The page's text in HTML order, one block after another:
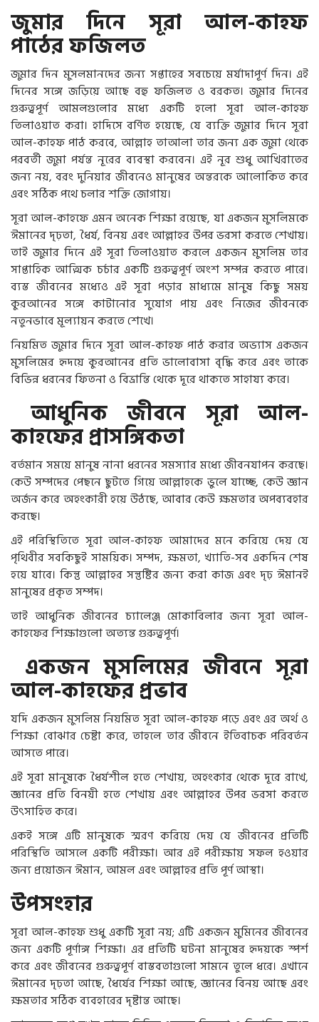
জুমার দিনে সূরা আল-কাহফ
পাঠের ফজিলত
জুমার দিন মুসলমানদের জন্য সপ্তাহের সবচেয়ে মর্যাদাপূর্ণ দিন। এই
দিনের সঙ্গে জড়িয়ে আছে বহু ফজিলত ও বরকত। জুমার দিনের
গুরুত্বপূর্ণ আমলগুলোর মধ্যে একটি হলো সূরা আল-কাহফ
তিলাওয়াত করা। হাদিসে বর্ণিত হয়েছে, যে ব্যক্তি জুমার দিনে সূরা
আল-কাহফ পাঠ করবে, আল্লাহ তাআলা তার জন্য এক জুমা থেকে
পরবর্তী জুমা পর্যন্ত নূরের ব্যবস্থা করবেন। এই নূর শুধু আখিরাতের
জন্য নয়, বরং দুনিয়ার জীবনেও মানুষের অন্তরকে আলোকিত করে
এবং সঠিক পথে চলার শক্তি জোগায়।
সূরা আল-কাহফে এমন অনেক শিক্ষা রয়েছে, যা একজন মুসলিমকে
ঈমানের দৃঢ়তা, ধৈর্য, বিনয় এবং আল্লাহর উপর ভরসা করতে শেখায়।
তাই জুমার দিনে এই সূরা তিলাওয়াত করলে একজন মুসলিম তার
সাপ্তাহিক আত্মিক চর্চার একটি গুরুত্বপূর্ণ অংশ সম্পন্ন করতে পারে।
ব্যস্ত জীবনের মধ্যেও এই সূরা পড়ার মাধ্যমে মানুষ কিছু সময়
কুরআনের সঙ্গে কাটানোর সুযোগ পায় এবং নিজের জীবনকে
নতুনভাবে মূল্যায়ন করতে শেখে।
নিয়মিত জুমার দিনে সূরা আল-কাহফ পাঠ করার অভ্যাস একজন
মুসলিমের হৃদয়ে কুরআনের প্রতি ভালোবাসা বৃদ্ধি করে এবং তাকে
বিভিন্ন ধরনের ফিতনা ও বিভ্রান্তি থেকে দূরে থাকতে সাহায্য করে।
আধুনিক জীবনে সূরা আল-
কাহফের প্রাসঙ্গিকতা
বর্তমান সময়ে মানুষ নানা ধরনের সমস্যার মধ্যে জীবনযাপন করছে।
কেউ সম্পদের পেছনে ছুটতে গিয়ে আল্লাহকে ভুলে যাচ্ছে, কেউ জ্ঞান
অর্জন করে অহংকারী হয়ে উঠছে, আবার কেউ ক্ষমতার অপব্যবহার
করছে।
এই পরিস্থিতিতে সূরা আল-কাহফ আমাদের মনে করিয়ে দেয় যে
পৃথিবীর সবকিছুই সাময়িক। সম্পদ, ক্ষমতা, খ্যাতি-সব একদিন শেষ
হয়ে যাবে। কিন্তু আল্লাহর সন্তুষ্টির জন্য করা কাজ এবং দৃঢ় ঈমানই
মানুষের প্রকৃত সম্পদ।
তাই আধুনিক জীবনের চ্যালেঞ্জ মোকাবিলার জন্য সূরা আল-
কাহফের শিক্ষাগুলো অত্যন্ত গুরুত্বপূর্ণ।
একজন মুসলিমের জীবনে সূরা
আল-কাহফের প্রভাব
যদি একজন মুসলিম নিয়মিত সূরা আল-কাহফ পড়ে এবং এর অর্থ ও
শিক্ষা বোঝার চেষ্টা করে, তাহলে তার জীবনে ইতিবাচক পরিবর্তন
আসতে পারে।
এই সূরা মানুষকে ধৈর্যশীল হতে শেখায়, অহংকার থেকে দূরে রাখে,
জ্ঞানের প্রতি বিনয়ী হতে শেখায় এবং আল্লাহর উপর ভরসা করতে
উৎসাহিত করে।
একই সঙ্গে এটি মানুষকে স্মরণ করিয়ে দেয় যে জীবনের প্রতিটি
পরিস্থিতি আসলে একটি পরীক্ষা। আর এই পরীক্ষায় সফল হওয়ার
জন্য প্রয়োজন ঈমান, আমল এবং আল্লাহর প্রতি পূর্ণ আস্থা।
উপসংহার
সূরা আল-কাহফ শুধু একটি সূরা নয়; এটি একজন মুমিনের জীবনের
জন্য একটি পূর্ণাঙ্গ শিক্ষা। এর প্রতিটি ঘটনা মানুষের হৃদয়কে স্পর্শ
করে এবং জীবনের গুরুত্বপূর্ণ বাস্তবতাগুলো সামনে তুলে ধরে। এখানে
ঈমানের দৃঢ়তা আছে, ধৈর্যের শিক্ষা আছে, জ্ঞানের বিনয় আছে এবং
ক্ষমতার সঠিক ব্যবহারের দৃষ্টান্ত আছে।